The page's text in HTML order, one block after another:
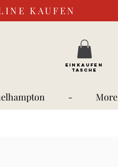
KAUFEN
EINKAUFEN
TASCHE
- More